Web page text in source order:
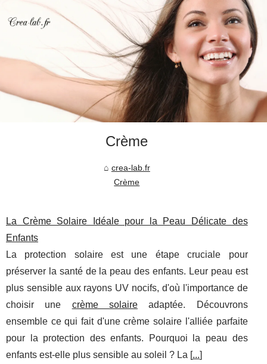
Crème
crea-lab.fr
Crème
La Crème Solaire Idéale pour la Peau Délicate des
Enfants
La protection solaire est une étape cruciale pour
préserver la santé de la peau des enfants. Leur peau est
plus sensible aux rayons UV nocifs, d'où l'importance de
choisir une crème solaireadaptée. Découvrons
ensemble ce qui fait d'une crème solaire l'alliée parfaite
pour la protection des enfants. Pourquoi la peau des
enfants est-elle plus sensible au soleil ? La [...]